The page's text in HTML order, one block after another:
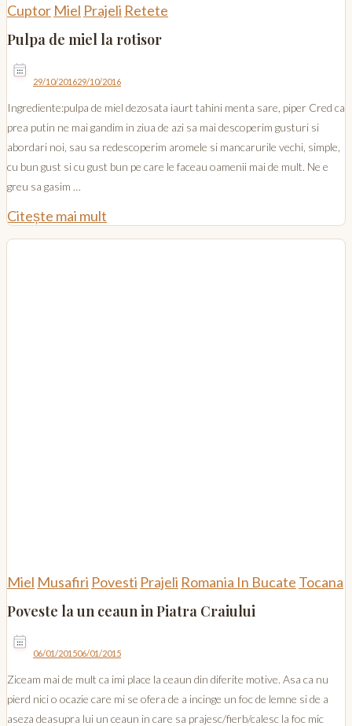
Cuptor Miel Prajeli Retete
Pulpa de miel la rotisor
29/10/201629/10/2016
Ingrediente:pulpa de miel dezosata iaurt tahini menta sare, piper Cred ca
prea putin ne mai gandim in ziua de azi sa mai descoperim gusturi si
abordari noi, sau sa redescoperim aromele si mancarurile vechi, simple,
cu bun gust si cu gust bun pe care le faceau oamenii mai de mult. Ne e
greu sa gasim …
Citește mai mult
Miel Musafiri Povesti Prajeli Romania In Bucate Tocana
Poveste la un ceaun in Piatra Craiului
06/01/201506/01/2015
Ziceam mai de mult ca imi place la ceaun din diferite motive. Asa ca nu
pierd nici o ocazie care mi se ofera de a incinge un foc de lemne si de a
aseza deasupra lui un ceaun in care sa prajesc/fierb/calesc la foc mic